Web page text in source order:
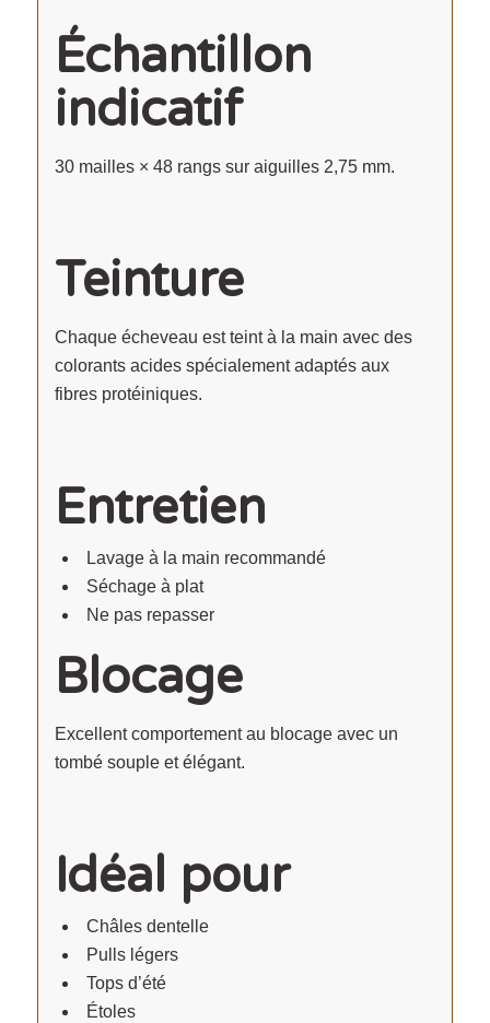
Échantillon
indicatif
30 mailles × 48 rangs sur aiguilles 2,75 mm.
Teinture
Chaque écheveau est teint à la main avec des
colorants acides spécialement adaptés aux
fibres protéiniques.
Entretien
Lavage à la main recommandé
Séchage à plat
Ne pas repasser
Blocage
Excellent comportement au blocage avec un
tombé souple et élégant.
Idéal pour
Châles dentelle
Pulls légers
Tops d’été
Étoles